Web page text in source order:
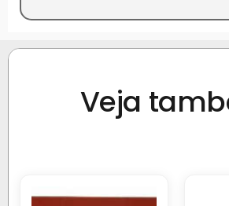
Veja